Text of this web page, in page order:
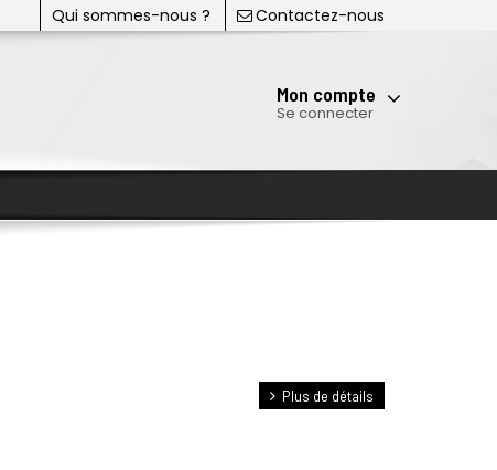
Qui sommes-nous ? Contactez-nous
Mon compte
Se connecter
Plus de détails